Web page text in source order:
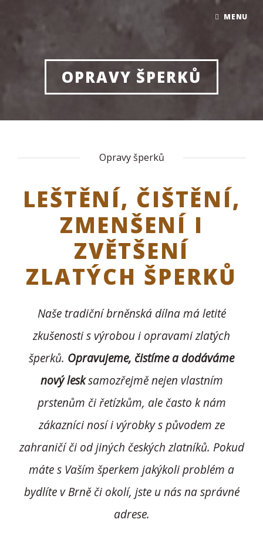
OPRAVY ŠPERKŮ
Opravy šperků
LEŠTĚNÍ, ČIŠTĚNÍ,
ZMENŠENÍ I
ZVĚTŠENÍ
ZLATÝCH ŠPERKŮ
Naše tradiční brněnská dílna má letité
zkušenosti s výrobou i opravami zlatých
šperků. Opravujeme, čistíme a dodáváme
nový lesksamozřejmě nejen vlastním
prstenům či řetízkům, ale často k nám
zákazníci nosí i výrobky s původem ze
zahraničí či od jiných českých zlatníků. Pokud
máte s Vaším šperkem jakýkoli problém a
bydlíte v Brně či okolí, jste u nás na správné
adrese.
MENU